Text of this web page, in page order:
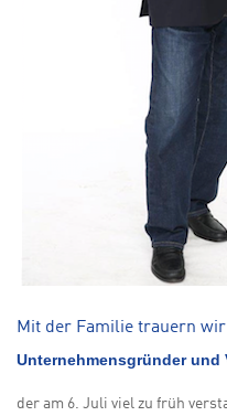
Mit der Familie trauern
Unternehmensgründer und
der am 6. Juli viel zu früh